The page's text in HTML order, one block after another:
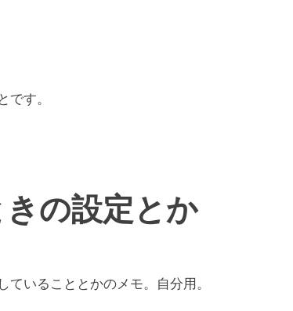
す。
の設定とか
ていることとかのメモ。自分用。